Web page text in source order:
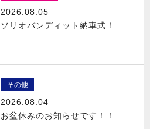
2026.08.05
ソリオバンディット納車式！
その他
2026.08.04
お盆休みのお知らせです！！